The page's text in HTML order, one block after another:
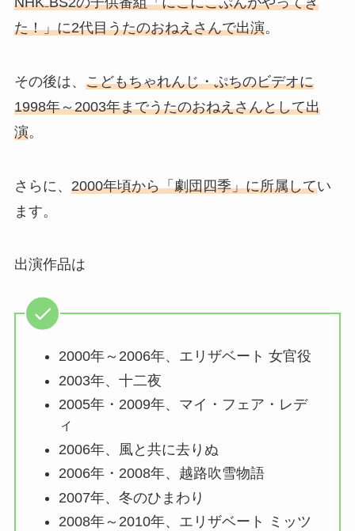
た！」に2代目うたのおねえさんで出演。
その後は、 こどもちゃれんじ・ぷちのビデオに
1998年～2003年までうたのおねえさんとして出
演。
さらに、 2000年頃から「劇団四季」に所属してい
ます。
出演作品は
2000年～2006年、エリザベート 女官役
2003年、十二夜
2005年・2009年、マイ・フェア・レデ
ィ
2006年、風と共に去りぬ
2006年・2008年、越路吹雪物語
2007年、冬のひまわり
2008年～2010年、エリザベート ミッツ